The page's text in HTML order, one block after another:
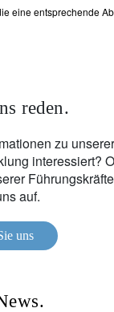
eine entsprechende
reden.
zu unserer
interessiert?
auf.
uns